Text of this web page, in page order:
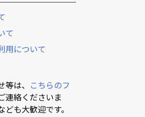
て
用について
は、 こちらのフ
連絡くださいま
も大歓迎です。